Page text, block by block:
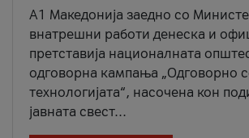
A1 Македонија заедно со
внатрешни работи денеска и
претставија националната
одговорна кампања „Одговорно
технологијата“, насочена кон
јавната свест...